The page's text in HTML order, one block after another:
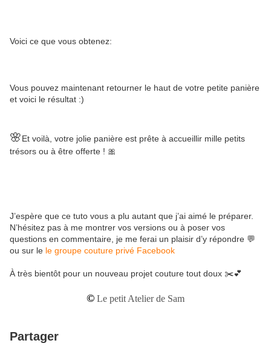
Voici ce que vous obtenez:
Vous pouvez maintenant retourner le haut de votre petite panière
et voici le résultat :)
🌸Et voilà, votre jolie panière est prête à accueillir mille petits
trésors ou à être offerte ! 🎀
J’espère que ce tuto vous a plu autant que j’ai aimé le préparer.
N’hésitez pas à me montrer vos versions ou à poser vos
questions en commentaire, je me ferai un plaisir d’y répondre 💬
ou sur le le groupe couture privé Facebook
À très bientôt pour un nouveau projet couture tout doux ✂️💕
© Le petit Atelier de Sam
Partager